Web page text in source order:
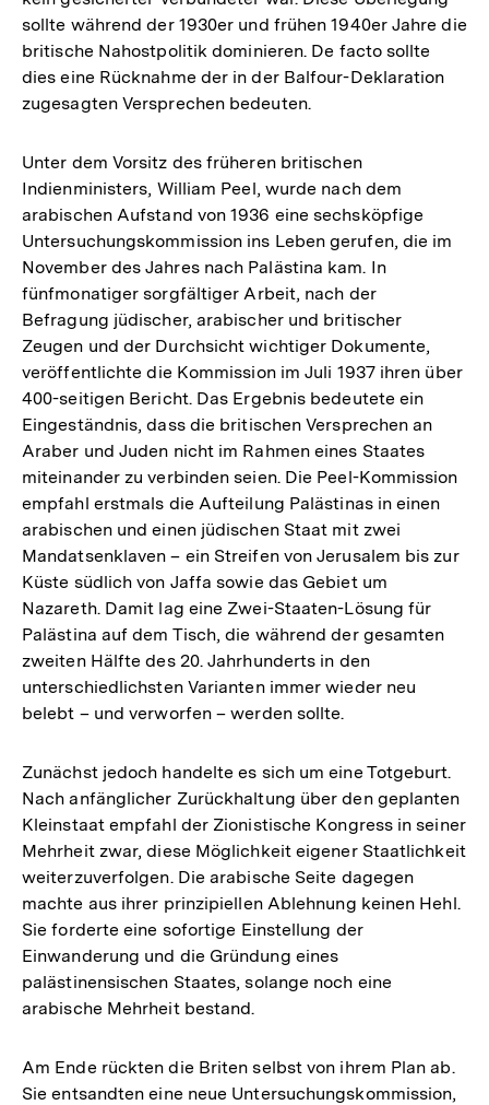
sollte während der 1930er und frühen 1940er Jahre die
britische Nahostpolitik dominieren. De facto sollte
dies eine Rücknahme der in der Balfour-Deklaration
zugesagten Versprechen bedeuten.
Unter dem Vorsitz des früheren britischen
Indienministers, William Peel, wurde nach dem
arabischen Aufstand von 1936 eine sechsköpfige
Untersuchungskommission ins Leben gerufen, die im
November des Jahres nach Palästina kam. In
fünfmonatiger sorgfältiger Arbeit, nach der
Befragung jüdischer, arabischer und britischer
Zeugen und der Durchsicht wichtiger Dokumente,
veröffentlichte die Kommission im Juli 1937 ihren über
400-seitigen Bericht. Das Ergebnis bedeutete ein
Eingeständnis, dass die britischen Versprechen an
Araber und Juden nicht im Rahmen eines Staates
miteinander zu verbinden seien. Die Peel-Kommission
empfahl erstmals die Aufteilung Palästinas in einen
arabischen und einen jüdischen Staat mit zwei
Mandatsenklaven – ein Streifen von Jerusalem bis zur
Küste südlich von Jaffa sowie das Gebiet um
Nazareth. Damit lag eine Zwei-Staaten-Lösung für
Palästina auf dem Tisch, die während der gesamten
zweiten Hälfte des 20. Jahrhunderts in den
unterschiedlichsten Varianten immer wieder neu
belebt – und verworfen – werden sollte.
Zunächst jedoch handelte es sich um eine Totgeburt.
Nach anfänglicher Zurückhaltung über den geplanten
Kleinstaat empfahl der Zionistische Kongress in seiner
Mehrheit zwar, diese Möglichkeit eigener Staatlichkeit
weiterzuverfolgen. Die arabische Seite dagegen
machte aus ihrer prinzipiellen Ablehnung keinen Hehl.
Sie forderte eine sofortige Einstellung der
Einwanderung und die Gründung eines
palästinensischen Staates, solange noch eine
arabische Mehrheit bestand.
Am Ende rückten die Briten selbst von ihrem Plan ab.
Sie entsandten eine neue Untersuchungskommission,